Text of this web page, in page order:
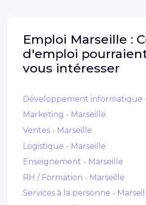
Emploi Marseille :
d'emploi
vous intéresser
Développement informatique
Marketing - Marseille
Ventes - Marseille
Logistique - Marseille
Enseignement - Marseille
RH / Formation - Marseille
Services à la personne -